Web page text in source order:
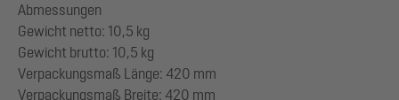
Abmessungen
Gewicht netto: 10,5 kg
Gewicht brutto: 10,5 kg
Verpackungsmaß Länge: 420 mm
Verpackungsmaß Breite: 420 mm